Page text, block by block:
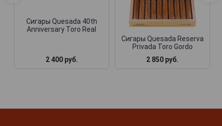
Сигары Quesada 40th
Anniversary Toro Real
2 400 руб.
Сигары Quesada Reserva
Privada Toro Gordo
2 850 руб.